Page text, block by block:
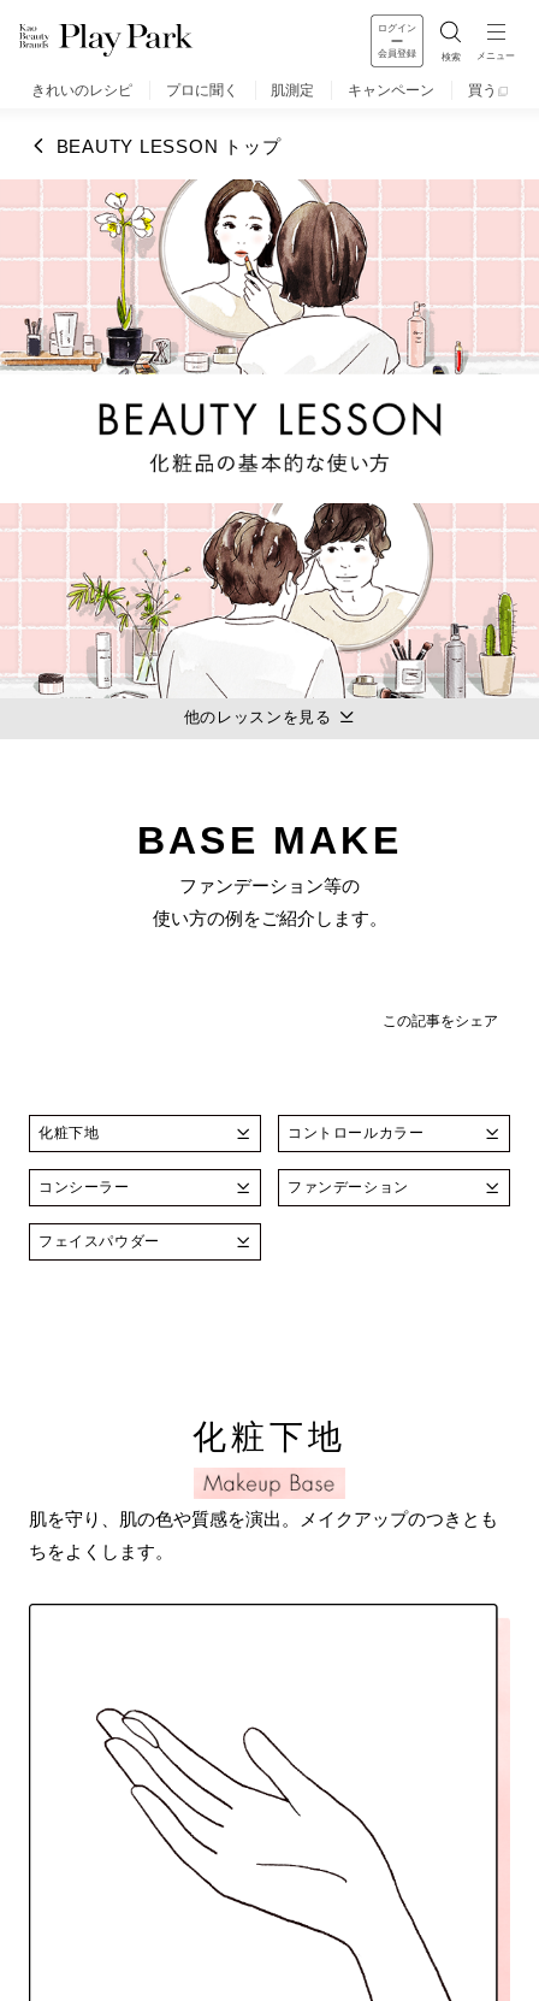
ログイン
会員登録 検索 メニュー
きれいのレシピ プロに聞く 肌測定 キャンペーン 買う
BEAUTY LESSON トップ
他のレッスンを見る
BASE MAKE
ファンデーション等の
使い方の例をご紹介します。
この記事をシェア
化粧下地 コントロールカラー
コンシーラー ファンデーション
フェイスパウダー
化粧下地
肌を守り、肌の色や質感を演出。メイクアップのつきとも
ちをよくします。